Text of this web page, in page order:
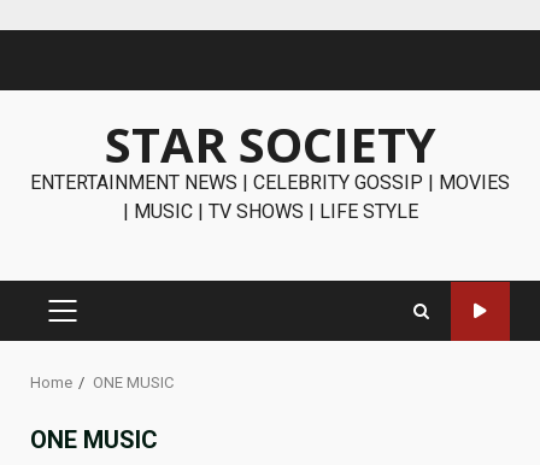
STAR SOCIETY
ENTERTAINMENT NEWS | CELEBRITY GOSSIP | MOVIES
| MUSIC | TV SHOWS | LIFE STYLE
PRIMARY
Home ONE MUSIC
ONE MUSIC